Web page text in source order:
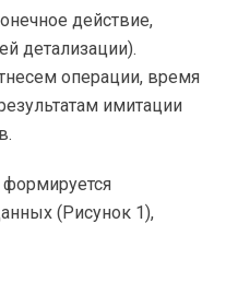
действие,
детализации).
операции, время
имитации
формируется
(Рисунок 1),